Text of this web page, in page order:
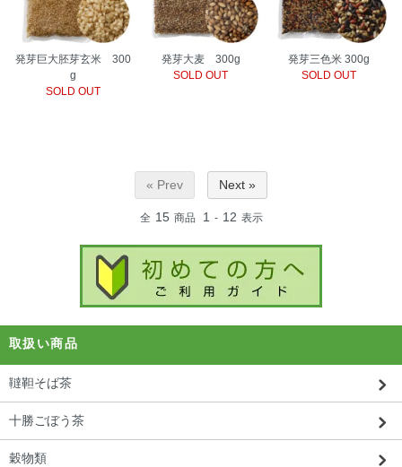
発芽巨大胚芽玄米 300
g
SOLD OUT
発芽大麦 300g
SOLD OUT
発芽三色米 300g
SOLD OUT
« Prev Next »
全 15 商品 1 - 12 表示
取扱い商品
韃靼そば茶
十勝ごぼう茶
穀物類